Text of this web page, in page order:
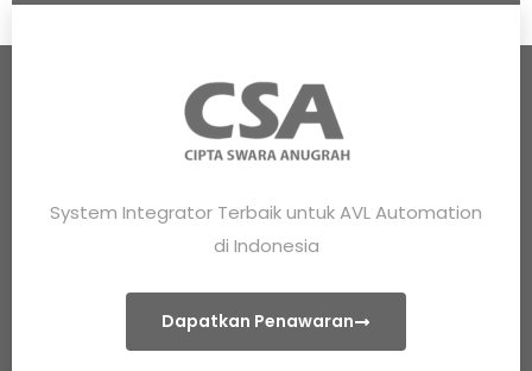
System Integrator Terbaik untuk AVL Automation
di Indonesia
Dapatkan Penawaran